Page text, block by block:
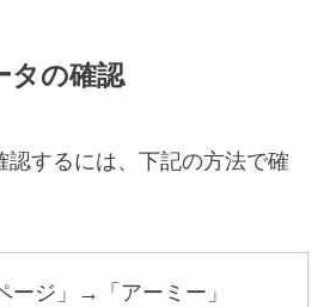
タの確認
認するには、下記の方法で確
ージ」→「アーミー」